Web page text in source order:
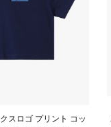
スロゴ プリント コッ